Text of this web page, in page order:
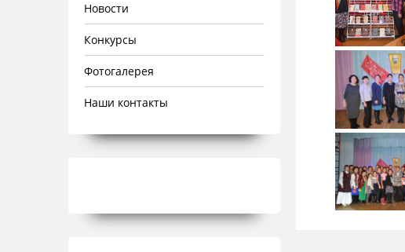
Новости
Конкурсы
Фотогалерея
Наши контакты